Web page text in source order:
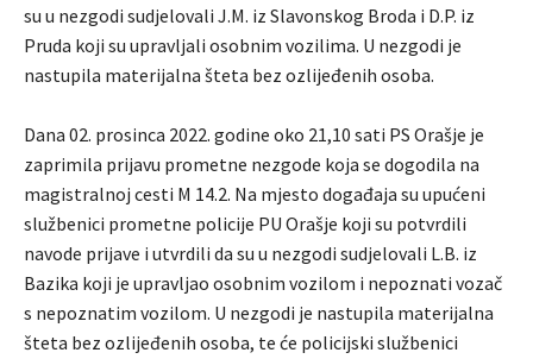
su u nezgodi sudjelovali J.M. iz Slavonskog Broda i D.P. iz
Pruda koji su upravljali osobnim vozilima. U nezgodi je
nastupila materijalna šteta bez ozlijeđenih osoba.
Dana 02. prosinca 2022. godine oko 21,10 sati PS Orašje je
zaprimila prijavu prometne nezgode koja se dogodila na
magistralnoj cesti M 14.2. Na mjesto događaja su upućeni
službenici prometne policije PU Orašje koji su potvrdili
navode prijave i utvrdili da su u nezgodi sudjelovali L.B. iz
Bazika koji je upravljao osobnim vozilom i nepoznati vozač
s nepoznatim vozilom. U nezgodi je nastupila materijalna
šteta bez ozlijeđenih osoba, te će policijski službenici